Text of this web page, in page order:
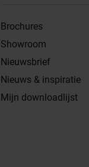
Brochures
Showroom
Nieuwsbrief
Nieuws & inspiratie
Mijn downloadlijst